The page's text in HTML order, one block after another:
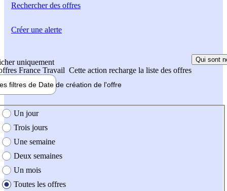
Rechercherdes offres
uniquement
France Travail Cette action recharge la liste des offres
Qui sont
filtres de Date de création de l'offre
création de l'offre
Un jour
Trois jours
Une semaine
Deux semaines
Un mois
Toutes les offres
Créer une alerte